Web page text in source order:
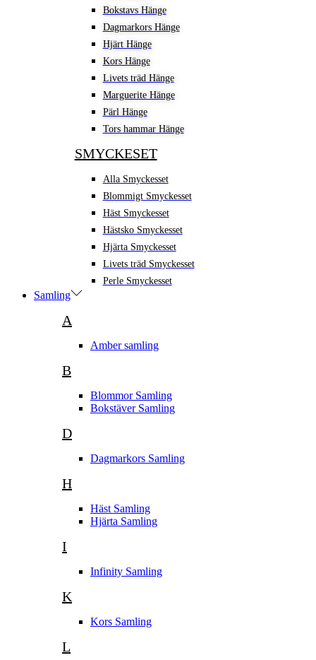
Bokstavs Hänge
Dagmarkors Hänge
Hjärt Hänge
Kors Hänge
Livets träd Hänge
Marguerite Hänge
Pärl Hänge
Tors hammar Hänge
SMYCKESET
Alla Smyckesset
Blommigt Smyckesset
Häst Smyckesset
Hästsko Smyckesset
Hjärta Smyckesset
Livets träd Smyckesset
Perle Smyckesset
Samling
A
Amber samling
B
Blommor Samling
Bokstäver Samling
D
Dagmarkors Samling
H
Häst Samling
Hjärta Samling
I
Infinity Samling
K
Kors Samling
L